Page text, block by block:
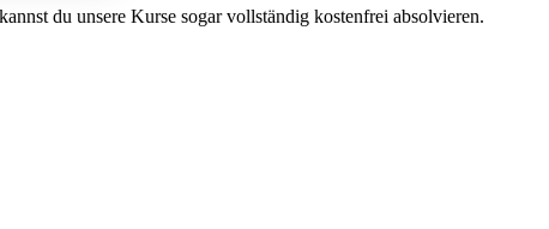
du unsere Kurse sogar vollständig kostenfrei absolvieren.